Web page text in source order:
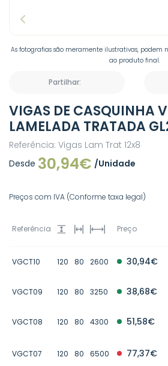
As fotografias são meramente ilustrativas, podem
ao produto final.
Partilhar:
VIGAS DE CASQUINHA
LAMELADA TRATADA
Referência: Vigas Lam Trat 12x8
Desde 30,94€ /Unidade
Preços com IVA (Conforme taxa legal)
Referência Preço
VGCT10 120 80 2600 30,94€
VGCT09 120 80 3250 38,68€
VGCT08 120 80 4300 51,58€
VGCT07 120 80 6500 77,37€